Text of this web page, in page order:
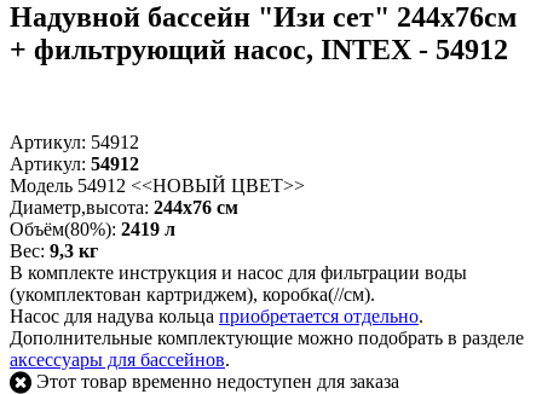
Надувной бассейн "Изи сет" 244х76см
+ фильтрующий насос, INTEX - 54912
Артикул: 54912
Артикул: 54912
Модель 54912 <<НОВЫЙ ЦВЕТ>>
Диаметр,высота: 244х76 см
Объём(80%): 2419 л
Вес: 9,3 кг
В комплекте инструкция и насос для фильтрации воды
(укомплектован картриджем), коробка(//см).
Насос для надува кольца приобретается отдельно.
Дополнительные комплектующие можно подобрать в разделе
аксессуары для бассейнов.
Этот товар временно недоступен для заказа